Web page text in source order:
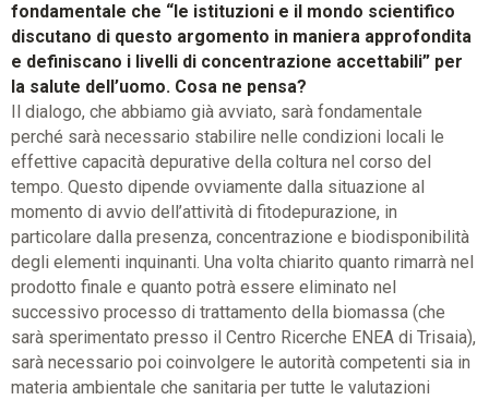
fondamentale che “le istituzioni e il mondo scientifico
discutano di questo argomento in maniera approfondita
e definiscano i livelli di concentrazione accettabili” per
la salute dell’uomo. Cosa ne pensa?
Il dialogo, che abbiamo già avviato, sarà fondamentale
perché sarà necessario stabilire nelle condizioni locali le
effettive capacità depurative della coltura nel corso del
tempo. Questo dipende ovviamente dalla situazione al
momento di avvio dell’attività di fitodepurazione, in
particolare dalla presenza, concentrazione e biodisponibilità
degli elementi inquinanti. Una volta chiarito quanto rimarrà nel
prodotto finale e quanto potrà essere eliminato nel
successivo processo di trattamento della biomassa (che
sarà sperimentato presso il Centro Ricerche ENEA di Trisaia),
sarà necessario poi coinvolgere le autorità competenti sia in
materia ambientale che sanitaria per tutte le valutazioni